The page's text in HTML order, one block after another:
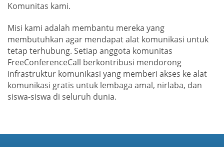
Komunitas kami.
Misi kami adalah membantu mereka yang
membutuhkan agar mendapat alat komunikasi untuk
tetap terhubung. Setiap anggota komunitas
FreeConferenceCall berkontribusi mendorong
infrastruktur komunikasi yang memberi akses ke alat
komunikasi gratis untuk lembaga amal, nirlaba, dan
siswa-siswa di seluruh dunia.